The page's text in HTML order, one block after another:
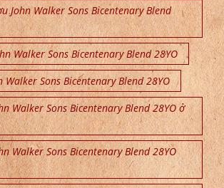
John Walker Sons Bicentenary Blend
Walker Sons Bicentenary Blend 28YO
Walker Sons Bicentenary Blend 28YO
Walker Sons Bicentenary Blend 28YO ở
Walker Sons Bicentenary Blend 28YO